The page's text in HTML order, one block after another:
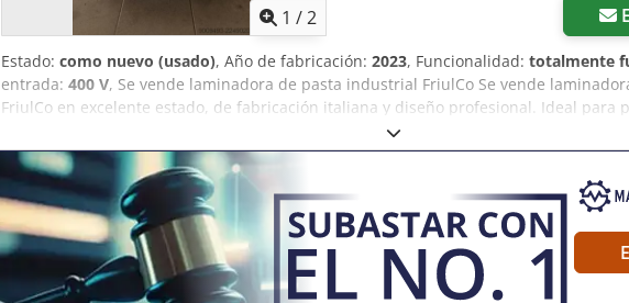
1 /2
Estado: como nuevo (usado), Año de fabricación: 2023, Funcionalidad: totalmente
entrada: 400 V, Se vende laminadora de pasta industrial FriulCo Se vende
FriulCo en excelente estado, de fabricación italiana y diseño profesional. Ideal para
pastelerías, pizzerías, fábricas de pasta y establecimientos de hostelería.
robusta de acero inoxidable * Calidad italiana fiable (FriulCo) * Laminado de pasta
Fácil de usar * Diseño fácil de limpiar * Diseñada para uso industrial * Equipada
emergencia La máquina es ideal para laminar masa de pizza, pan, hojaldre y otros
acelerando significativamente los procesos de trabajo y garantizando una calidad
Uofx Aklskr Estado: prácticamente nueva (solo utilizada para pruebas), en perfectas
¡Para obtener más información o concertar una cita para verla, no dude en ponerse